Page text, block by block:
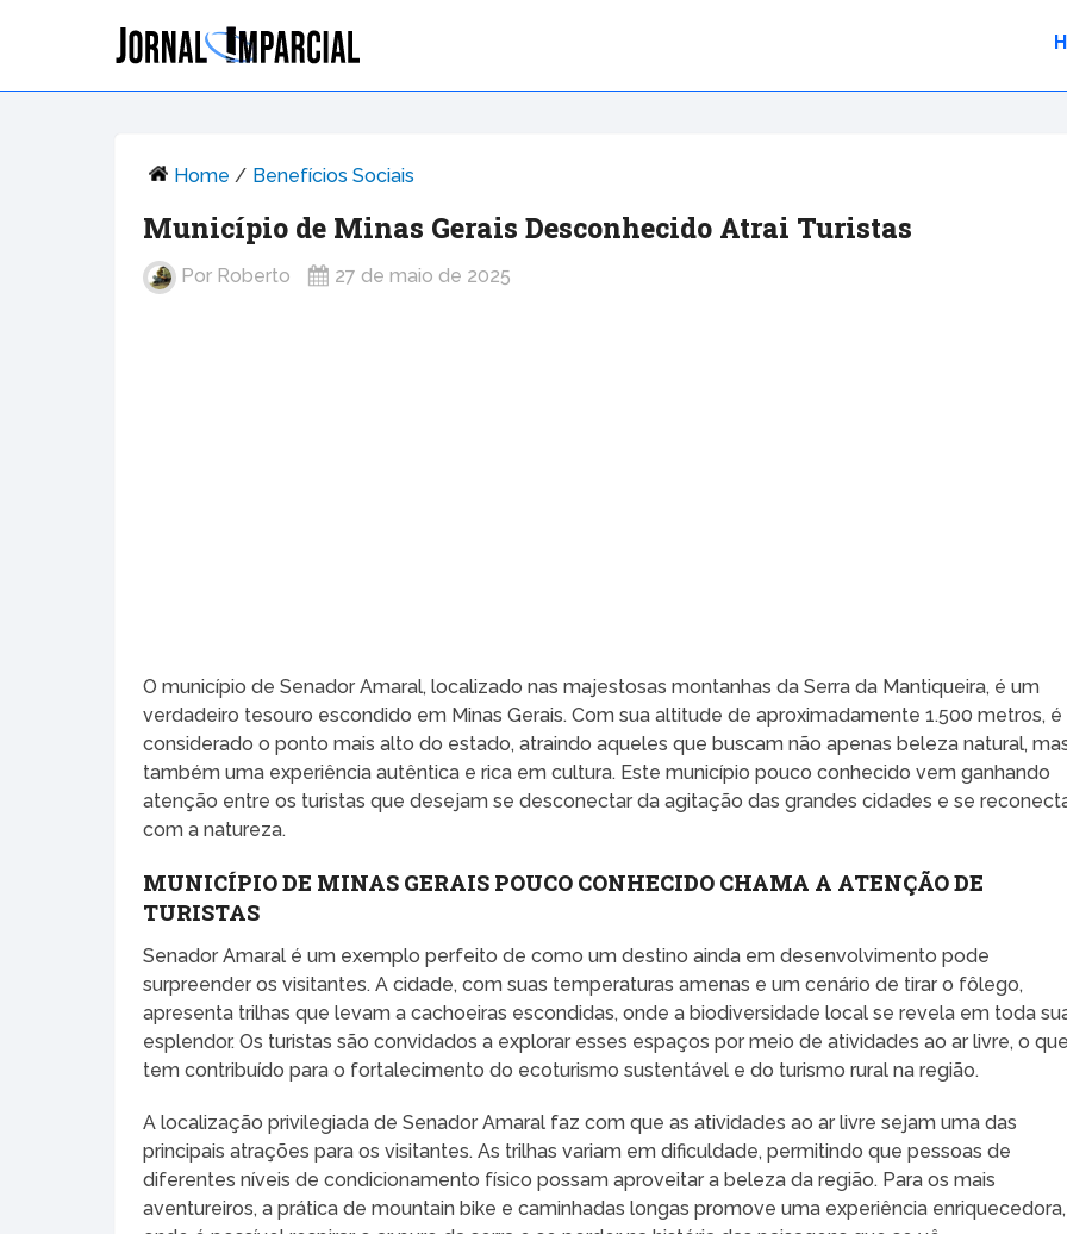
Home / Benefícios Sociais
Município de Minas Gerais Desconhecido Atrai Turistas
Por Roberto 27 de maio de 2025
O município de Senador Amaral, localizado nas majestosas montanhas da Serra da Mantiqueira, é um
verdadeiro tesouro escondido em Minas Gerais. Com sua altitude de aproximadamente 1.500 metros, é
considerado o ponto mais alto do estado, atraindo aqueles que buscam não apenas beleza natural,
também uma experiência autêntica e rica em cultura. Este município pouco conhecido vem ganhando
atenção entre os turistas que desejam se desconectar da agitação das grandes cidades e se
com a natureza.
MUNICÍPIO DE MINAS GERAIS POUCO CONHECIDO CHAMA A ATENÇÃO DE
TURISTAS
Senador Amaral é um exemplo perfeito de como um destino ainda em desenvolvimento pode
surpreender os visitantes. A cidade, com suas temperaturas amenas e um cenário de tirar o fôlego,
apresenta trilhas que levam a cachoeiras escondidas, onde a biodiversidade local se revela em toda
esplendor. Os turistas são convidados a explorar esses espaços por meio de atividades ao ar livre, o
tem contribuído para o fortalecimento do ecoturismo sustentável e do turismo rural na região.
A localização privilegiada de Senador Amaral faz com que as atividades ao ar livre sejam uma das
principais atrações para os visitantes. As trilhas variam em dificuldade, permitindo que pessoas de
diferentes níveis de condicionamento físico possam aproveitar a beleza da região. Para os mais
aventureiros, a prática de mountain bike e caminhadas longas promove uma experiência enriquecedora,